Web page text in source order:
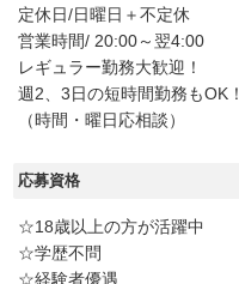
定休日/日曜日＋不定休
営業時間/ 20:00～翌4:00
レギュラー勤務大歓迎！
週2、3日の短時間勤務もOK！
（時間・曜日応相談）
応募資格
☆18歳以上の方が活躍中
☆学歴不問
☆経験者優遇